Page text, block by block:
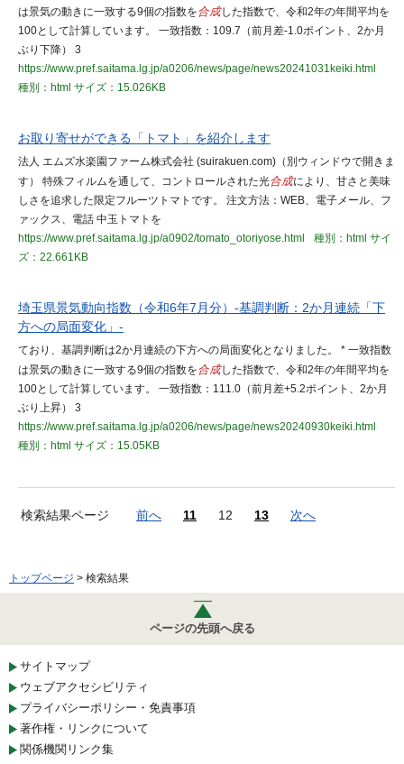
は景気の動きに一致する9個の指数を合成した指数で、令和2年の年間平均を
100として計算しています。 一致指数：109.7（前月差-1.0ポイント、2か月
ぶり下降） 3
https://www.pref.saitama.lg.jp/a0206/news/page/news20241031keiki.html
種別：html サイズ：15.026KB
お取り寄せができる「トマト」を紹介します
法人 エムズ水楽園ファーム株式会社 (suirakuen.com)（別ウィンドウで開きま
す） 特殊フィルムを通して、コントロールされた光合成により、甘さと美味
しさを追求した限定フルーツトマトです。 注文方法：WEB、電子メール、フ
ァックス、電話 中玉トマトを
https://www.pref.saitama.lg.jp/a0902/tomato_otoriyose.html
種別：html サイ
ズ：22.661KB
埼玉県景気動向指数（令和6年7月分）-基調判断：2か月連続「下
方への局面変化」-
ており、基調判断は2か月連続の下方への局面変化となりました。 * 一致指数
は景気の動きに一致する9個の指数を合成した指数で、令和2年の年間平均を
100として計算しています。 一致指数：111.0（前月差+5.2ポイント、2か月
ぶり上昇） 3
https://www.pref.saitama.lg.jp/a0206/news/page/news20240930keiki.html
種別：html サイズ：15.05KB
検索結果ページ 前へ 11 12 13 次へ
トップページ > 検索結果
ページの先頭へ戻る
サイトマップ
ウェブアクセシビリティ
プライバシーポリシー・免責事項
著作権・リンクについて
関係機関リンク集